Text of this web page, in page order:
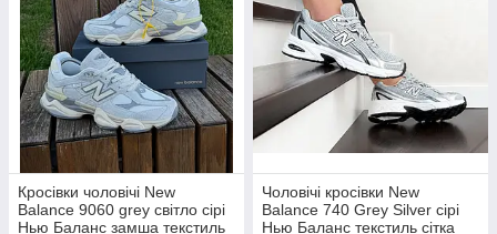
Кросівки чоловічі New
Balance 9060 grey світло сірі
Нью Баланс замша текстиль
Чоловічі кросівки New
Balance 740 Grey Silver сірі
Нью Баланс текстиль сітка